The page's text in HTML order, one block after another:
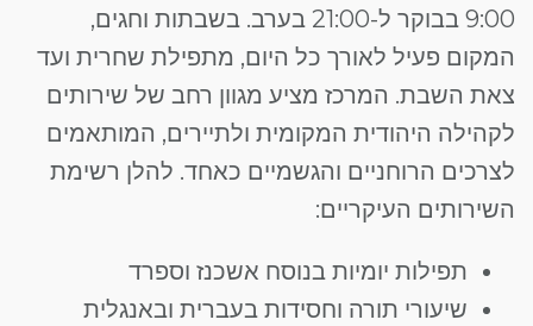
9:00 בבוקר ל-21:00 בערב. בשבתות וחגים,
המקום פעיל לאורך כל היום, מתפילת שחרית ועד
צאת השבת. המרכז מציע מגוון רחב של שירותים
לקהילה היהודית המקומית ולתיירים, המותאמים
לצרכים הרוחניים והגשמיים כאחד. להלן רשימת
השירותים העיקריים:
תפילות יומיות בנוסח אשכנז וספרד
שיעורי תורה וחסידות בעברית ובאנגלית